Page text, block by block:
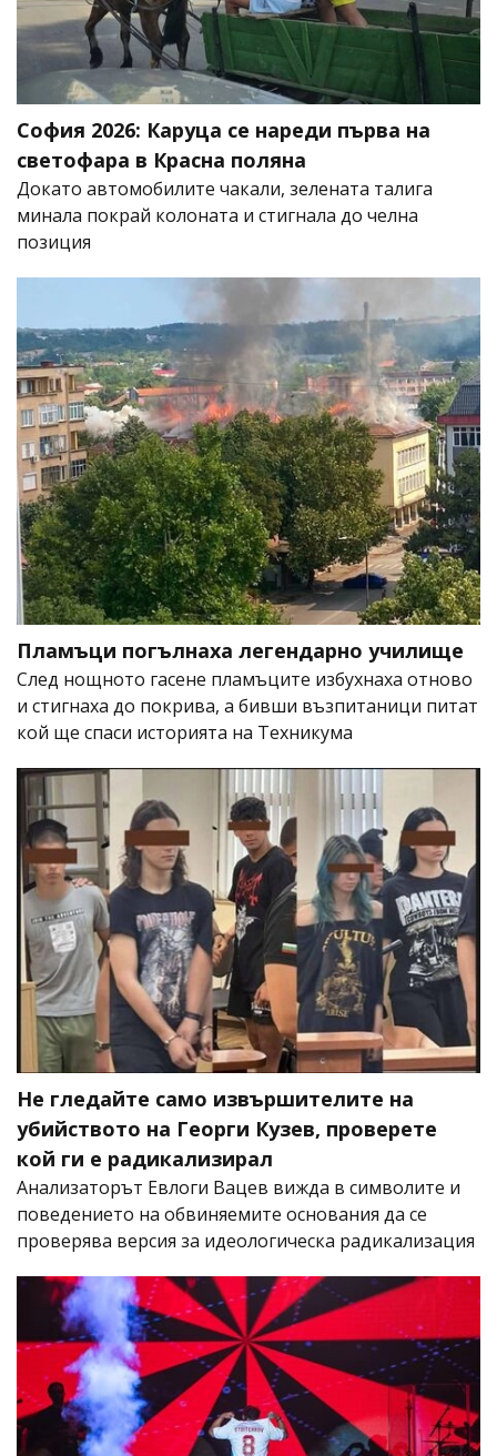
София 2026: Каруца се нареди първа на
светофара в Красна поляна
Докато автомобилите чакали, зелената талига
минала покрай колоната и стигнала до челна
позиция
Пламъци погълнаха легендарно училище
След нощното гасене пламъците избухнаха отново
и стигнаха до покрива, а бивши възпитаници питат
кой ще спаси историята на Техникума
Не гледайте само извършителите на
убийството на Георги Кузев, проверете
кой ги е радикализирал
Анализаторът Евлоги Вацев вижда в символите и
поведението на обвиняемите основания да се
проверява версия за идеологическа радикализация